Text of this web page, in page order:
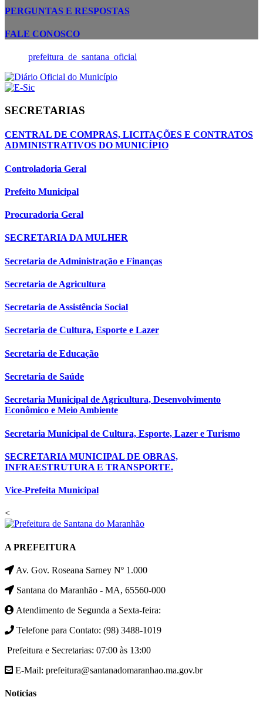
PERGUNTAS E RESPOSTAS
FALE CONOSCO
prefeitura_de_santana_oficial
SECRETARIAS
CENTRAL DE COMPRAS, LICITAÇÕES E CONTRATOS
ADMINISTRATIVOS DO MUNICÍPIO
Controladoria Geral
Prefeito Municipal
Procuradoria Geral
SECRETARIA DA MULHER
Secretaria de Administração e Finanças
Secretaria de Agricultura
Secretaria de Assistência Social
Secretaria de Cultura, Esporte e Lazer
Secretaria de Educação
Secretaria de Saúde
Secretaria Municipal de Agricultura, Desenvolvimento
Econômico e Meio Ambiente
Secretaria Municipal de Cultura, Esporte, Lazer e Turismo
SECRETARIA MUNICIPAL DE OBRAS,
INFRAESTRUTURA E TRANSPORTE.
Vice-Prefeita Municipal
<
A PREFEITURA
Av. Gov. Roseana Sarney Nº 1.000
Santana do Maranhão - MA, 65560-000
Atendimento de Segunda a Sexta-feira:
Telefone para Contato: (98) 3488-1019
Prefeitura e Secretarias: 07:00 às 13:00
E-Mail: prefeitura@santanadomaranhao.ma.gov.br
Notícias